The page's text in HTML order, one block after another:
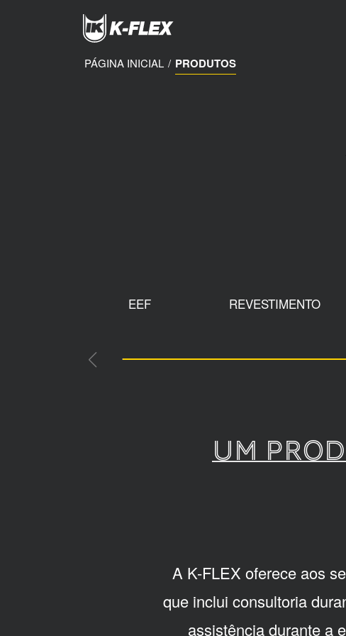
PÁGINA INICIAL / PRODUTOS
EEF REVESTIMENTO
Um
A K-FLEX oferece aos
que inclui consultoria
assistência durante a